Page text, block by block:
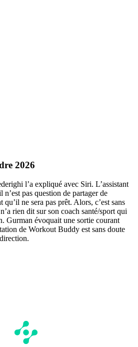
2026
l’a expliqué avec Siri. L’assistant
n’est pas question de partager de
ne sera pas prêt. Alors, c’est sans
rien dit sur son coach santé/sport qui
Gurman évoquait une sortie courant
de Workout Buddy est sans doute